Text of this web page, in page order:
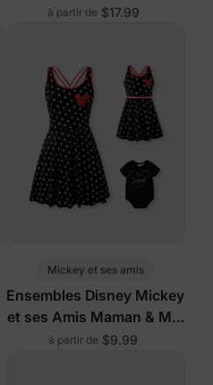
famille en blanc
à partir de $17.99
Mickey et ses amis
Ensembles Disney Mickey
et ses Amis Maman & Moi
avec Shorts Intégrés et
à partir de $9.99